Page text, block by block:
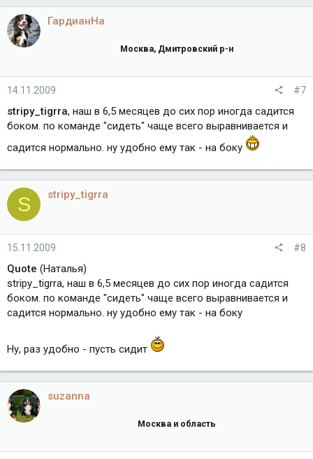
ГардианНа
Москва, Дмитровский р-н
14.11.2009 #7
stripy_tigrra, наш в 6,5 месяцев до сих пор иногда садится
боком. по команде "сидеть" чаще всего выравнивается и
садится нормально. ну удобно ему так - на боку
S stripy_tigrra
15.11.2009 #8
Quote (Наталья)
stripy_tigrra, наш в 6,5 месяцев до сих пор иногда садится
боком. по команде "сидеть" чаще всего выравнивается и
садится нормально. ну удобно ему так - на боку
Ну, раз удобно - пусть сидит
suzanna
Москва и область